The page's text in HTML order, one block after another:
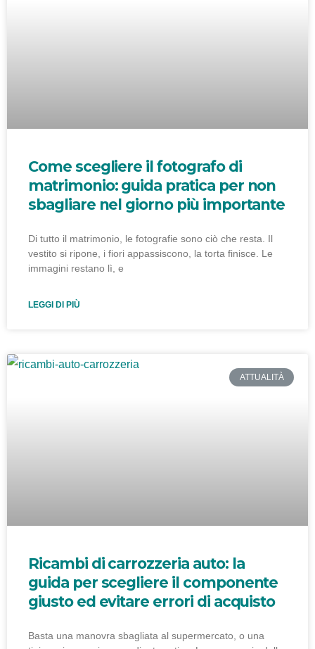
Come scegliere il fotografo di
matrimonio: guida pratica per non
sbagliare nel giorno più importante
Di tutto il matrimonio, le fotografie sono ciò che resta. Il
vestito si ripone, i fiori appassiscono, la torta finisce. Le
immagini restano lì, e
LEGGI DI PIÙ
ATTUALITÀ
Ricambi di carrozzeria auto: la
guida per scegliere il componente
giusto ed evitare errori di acquisto
Basta una manovra sbagliata al supermercato, o una